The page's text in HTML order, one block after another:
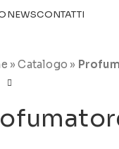
NEWSCONTATTI
»Catalogo »